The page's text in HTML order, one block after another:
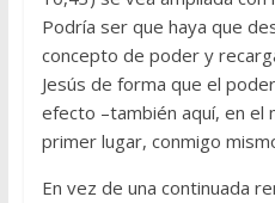
Podría ser que haya que
concepto de poder y
Jesús de forma que el
efecto –también aquí, en el
primer lugar, conmigo
En vez de una continuada